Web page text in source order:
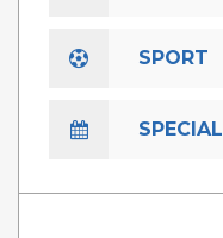
SPORT
SPECIALI